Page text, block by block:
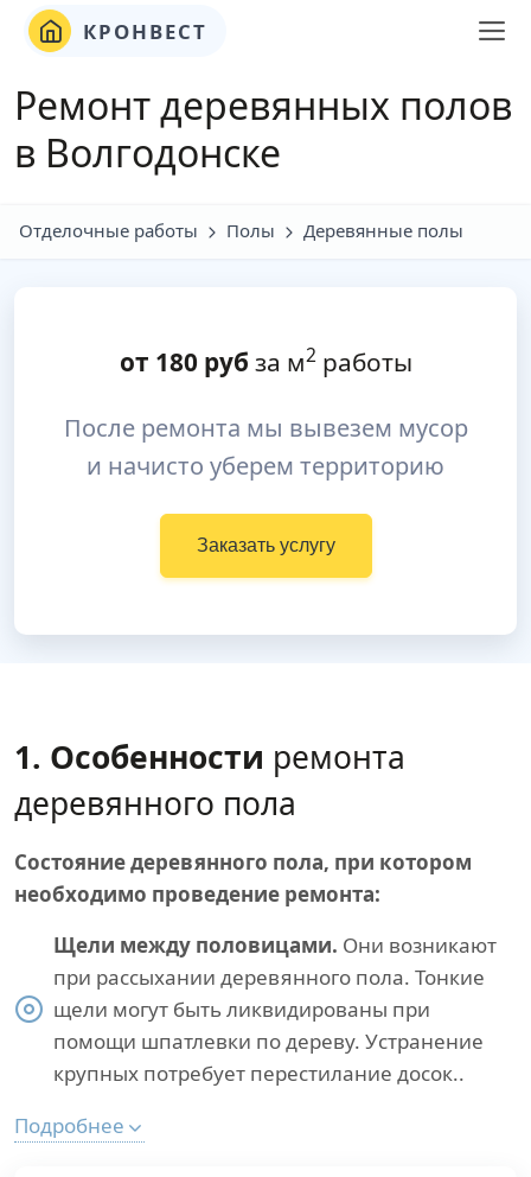
КРОНВЕСТ
Ремонт деревянных полов
в Волгодонске
Отделочные работы Полы Деревянные полы
от 180руб за м2работы
После ремонта мы вывезем мусор
и начисто уберем территорию
Заказать услугу
1. Особенности ремонта
деревянного пола
Состояние деревянного пола, при котором
необходимо проведение ремонта:
Щели между половицами. Они возникают
при рассыхании деревянного пола. Тонкие
щели могут быть ликвидированы при
помощи шпатлевки по дереву. Устранение
крупных потребует перестилание досок..
Подробнее